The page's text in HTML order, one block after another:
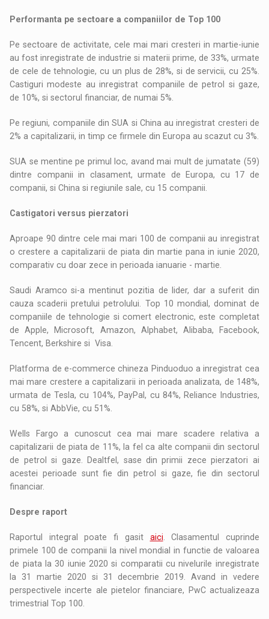
Performanta pe sectoare a companiilor de Top 100
Pe sectoare de activitate, cele mai mari cresteri in martie-iunie
au fost inregistrate de industrie si materii prime, de 33%, urmate
de cele de tehnologie, cu un plus de 28%, si de servicii, cu 25%.
Castiguri modeste au inregistrat companiile de petrol si gaze,
de 10%, si sectorul financiar, de numai 5%.
Pe regiuni, companiile din SUA si China au inregistrat cresteri de
2% a capitalizarii, in timp ce firmele din Europa au scazut cu 3%.
SUA se mentine pe primul loc, avand mai mult de jumatate (59)
dintre companii in clasament, urmate de Europa, cu 17 de
companii, si China si regiunile sale, cu 15 companii.
Castigatori versus pierzatori
Aproape 90 dintre cele mai mari 100 de companii au inregistrat
o crestere a capitalizarii de piata din martie pana in iunie 2020,
comparativ cu doar zece in perioada ianuarie - martie.
Saudi Aramco si-a mentinut pozitia de lider, dar a suferit din
cauza scaderii pretului petrolului. Top 10 mondial, dominat de
companiile de tehnologie si comert electronic, este completat
de Apple, Microsoft, Amazon, Alphabet, Alibaba, Facebook,
Tencent, Berkshire si Visa.
Platforma de e-commerce chineza Pinduoduo a inregistrat cea
mai mare crestere a capitalizarii in perioada analizata, de 148%,
urmata de Tesla, cu 104%, PayPal, cu 84%, Reliance Industries,
cu 58%, si AbbVie, cu 51%.
Wells Fargo a cunoscut cea mai mare scadere relativa a
capitalizarii de piata de 11%, la fel ca alte companii din sectorul
de petrol si gaze. Dealtfel, sase din primii zece pierzatori ai
acestei perioade sunt fie din petrol si gaze, fie din sectorul
financiar.
Despre raport
Raportul integral poate fi gasit aici . Clasamentul cuprinde
primele 100 de companii la nivel mondial in functie de valoarea
de piata la 30 iunie 2020 si comparatii cu nivelurile inregistrate
la 31 martie 2020 si 31 decembrie 2019. Avand in vedere
perspectivele incerte ale pietelor financiare, PwC actualizeaza
trimestrial Top 100.